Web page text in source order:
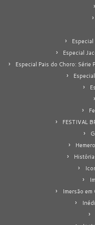
Especial
Especial Pais do Choro:
FESTIVAL
Imersão